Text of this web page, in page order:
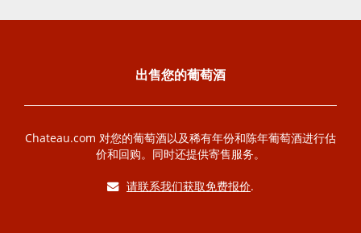
出售您的葡萄酒
Chateau.com 对您的葡萄酒以及稀有年份和陈年葡萄酒进行估
价和回购。同时还提供寄售服务。
请联系我们获取免费报价.